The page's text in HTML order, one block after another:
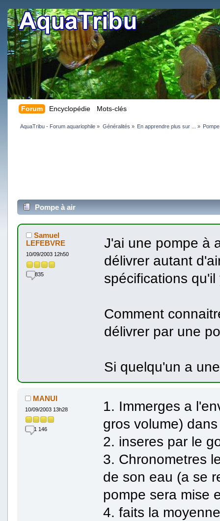
Forum Encyclopédie Mots-clés
AquaTribu - Forum aquariophile » Généralités » En apprendre plus sur ... »
Pompe à air
Samuel
LEFEBVRE
10/09/2003 12h50
835
J'ai une pompe à
délivrer autant
spécifications
Comment
délivrer par une
Si quelqu'un a
MANUI
10/09/2003 13h28
1 146
1. Immerges a
gros volume)
2. inseres par le
3. Chronometres
de son eau (a se
pompe sera mise
4. faits la